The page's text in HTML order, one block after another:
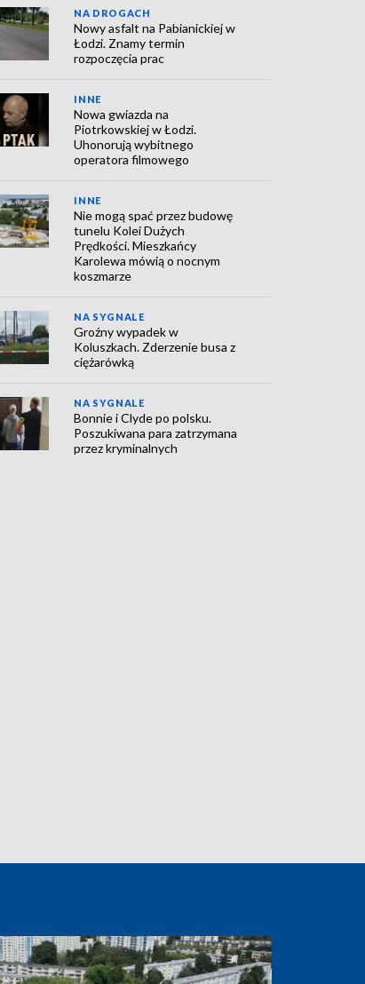
NA DROGACH
Nowy asfalt na Pabianickiej w
Łodzi. Znamy termin
rozpoczęcia prac
INNE
Nowa gwiazda na
Piotrkowskiej w Łodzi.
Uhonorują wybitnego
operatora filmowego
INNE
Nie mogą spać przez budowę
tunelu Kolei Dużych
Prędkości. Mieszkańcy
Karolewa mówią o nocnym
koszmarze
NA SYGNALE
Groźny wypadek w
Koluszkach. Zderzenie busa z
ciężarówką
NA SYGNALE
Bonnie i Clyde po polsku.
Poszukiwana para zatrzymana
przez kryminalnych